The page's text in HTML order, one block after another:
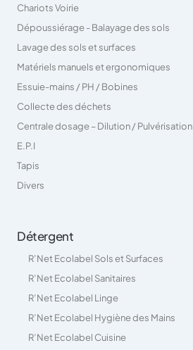
Chariots Voirie
Dépoussiérage - Balayage des sols
Lavage des sols et surfaces
Matériels manuels et ergonomiques
Essuie-mains / PH / Bobines
Collecte des déchets
Centrale dosage – Dilution / Pulvérisation
E.P.I
Tapis
Divers
Détergent
R’Net Ecolabel Sols et Surfaces
R’Net Ecolabel Sanitaires
R’Net Ecolabel Linge
R’Net Ecolabel Hygiène des Mains
R’Net Ecolabel Cuisine